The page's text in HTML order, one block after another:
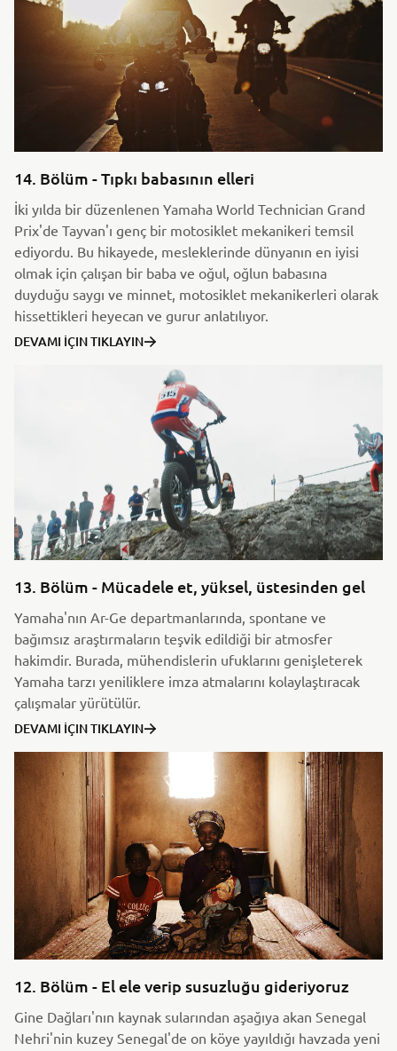
14. Bölüm - Tıpkı babasının elleri
İki yılda bir düzenlenen Yamaha World Technician Grand
Prix'de Tayvan'ı genç bir motosiklet mekanikeri temsil
ediyordu. Bu hikayede, mesleklerinde dünyanın en iyisi
olmak için çalışan bir baba ve oğul, oğlun babasına
duyduğu saygı ve minnet, motosiklet mekanikerleri olarak
hissettikleri heyecan ve gurur anlatılıyor.
DEVAMI İÇIN TIKLAYIN
13. Bölüm - Mücadele et, yüksel, üstesinden gel
Yamaha'nın Ar-Ge departmanlarında, spontane ve
bağımsız araştırmaların teşvik edildiği bir atmosfer
hakimdir. Burada, mühendislerin ufuklarını genişleterek
Yamaha tarzı yeniliklere imza atmalarını kolaylaştıracak
çalışmalar yürütülür.
DEVAMI İÇIN TIKLAYIN
12. Bölüm - El ele verip susuzluğu gideriyoruz
Gine Dağları'nın kaynak sularından aşağıya akan Senegal
Nehri'nin kuzey Senegal'de on köye yayıldığı havzada yeni